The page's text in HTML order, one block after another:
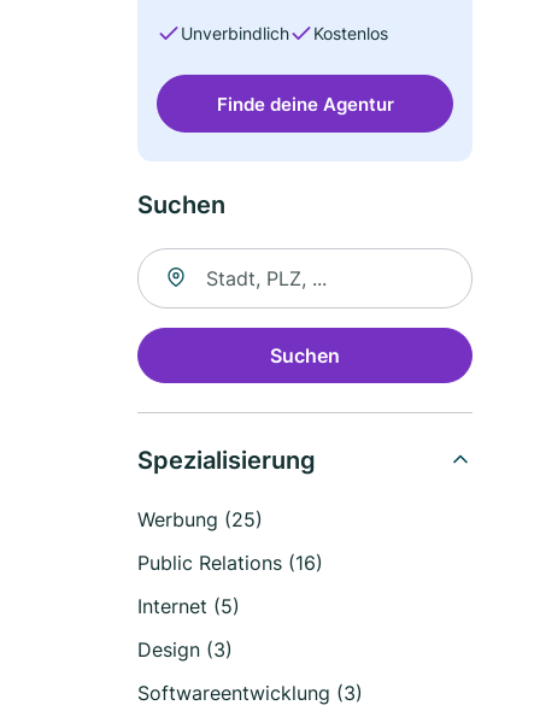
Unverbindlich Kostenlos
Finde deine Agentur
Suchen
Suche nach Ort
Suchen
Spezialisierung
Werbung (25)
Public Relations (16)
Internet (5)
Design (3)
Softwareentwicklung (3)